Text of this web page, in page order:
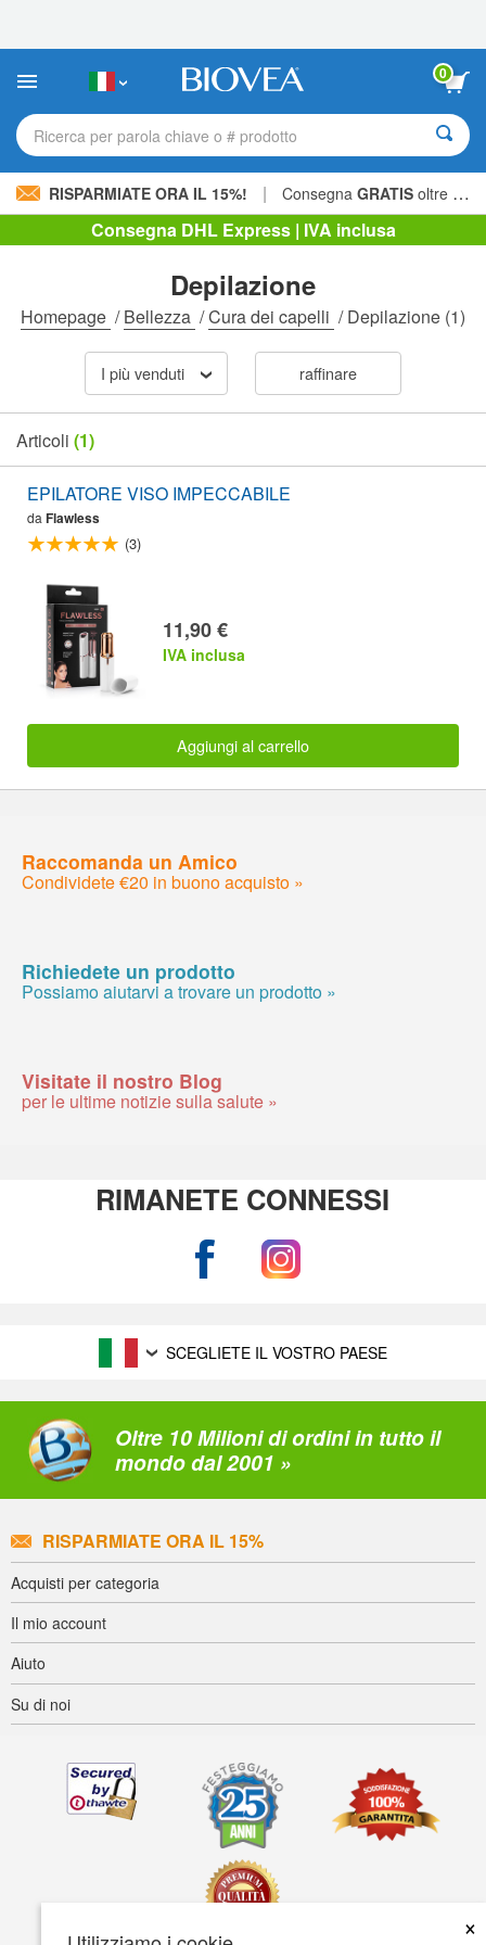
sito
include
sistema
0
Ricerca per parola chiave o # prodotto
RISPARMIATE ORA IL 15%! | Consegna GRATIS oltre 60,00 € »
Consegna DHL Express | IVA inclusa
×
Depilazione
Homepage /Bellezza /Cura dei capelli /Depilazione (1)
I più venduti raffinare
Articoli (1)
EPILATORE VISO IMPECCABILE
daFlawless
(3)
11,90 €
IVA inclusa
Aggiungi al carrello
Raccomanda un Amico
Condividete €20 in buono acquisto »
Richiedete un prodotto
Possiamo aiutarvi a trovare un prodotto »
Visitate il nostro Blog
per le ultime notizie sulla salute »
RIMANETE CONNESSI
SCEGLIETE IL VOSTRO PAESE
Oltre 10 Milioni di ordini in tutto il
mondo dal 2001 »
RISPARMIATE ORA IL 15%
Acquisti per categoria
Il mio account
Aiuto
Su di noi